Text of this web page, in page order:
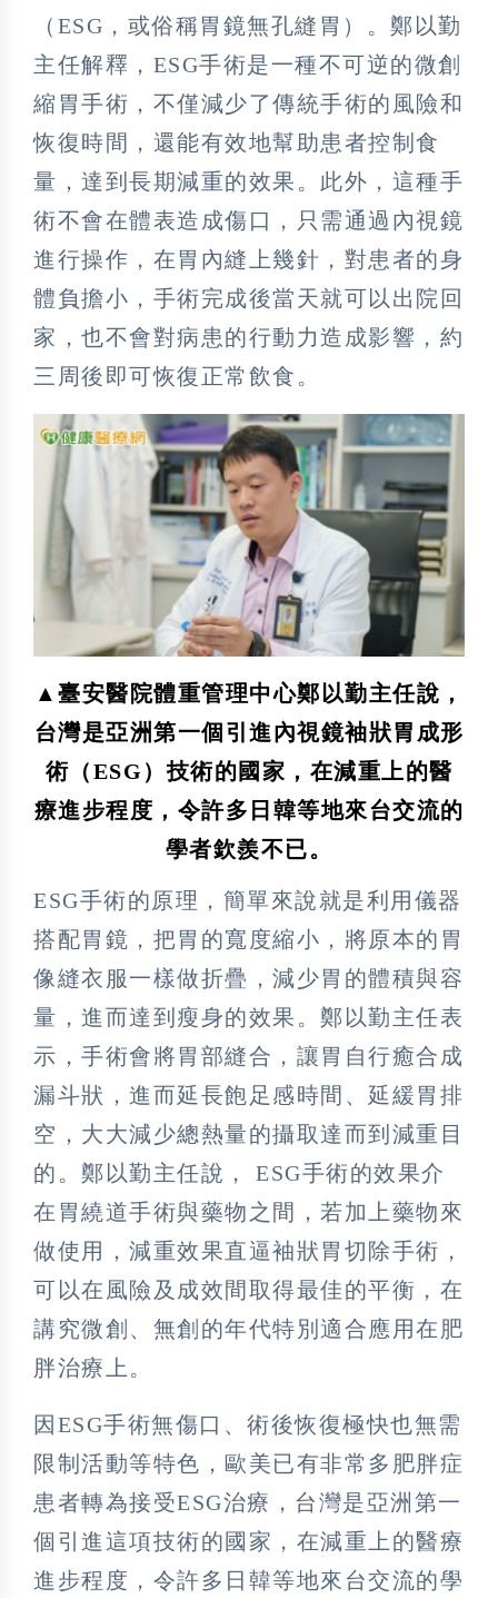
（ESG，或俗稱胃鏡無孔縫胃）。鄭以勤
主任解釋，ESG手術是一種不可逆的微創
縮胃手術，不僅減少了傳統手術的風險和
恢復時間，還能有效地幫助患者控制食
量，達到長期減重的效果。此外，這種手
術不會在體表造成傷口，只需通過內視鏡
進行操作，在胃內縫上幾針，對患者的身
體負擔小，手術完成後當天就可以出院回
家，也不會對病患的行動力造成影響，約
三周後即可恢復正常飲食。
▲臺安醫院體重管理中心鄭以勤主任說，
台灣是亞洲第一個引進內視鏡袖狀胃成形
術（ESG）技術的國家，在減重上的醫
療進步程度，令許多日韓等地來台交流的
學者欽羨不已。
ESG手術的原理，簡單來說就是利用儀器
搭配胃鏡，把胃的寬度縮小，將原本的胃
像縫衣服一樣做折疊，減少胃的體積與容
量，進而達到瘦身的效果。鄭以勤主任表
示，手術會將胃部縫合，讓胃自行癒合成
漏斗狀，進而延長飽足感時間、延緩胃排
空，大大減少總熱量的攝取達而到減重目
的。鄭以勤主任說， ESG手術的效果介
在胃繞道手術與藥物之間，若加上藥物來
做使用，減重效果直逼袖狀胃切除手術，
可以在風險及成效間取得最佳的平衡，在
講究微創、無創的年代特別適合應用在肥
胖治療上。
因ESG手術無傷口、術後恢復極快也無需
限制活動等特色，歐美已有非常多肥胖症
患者轉為接受ESG治療，台灣是亞洲第一
個引進這項技術的國家，在減重上的醫療
進步程度，令許多日韓等地來台交流的學